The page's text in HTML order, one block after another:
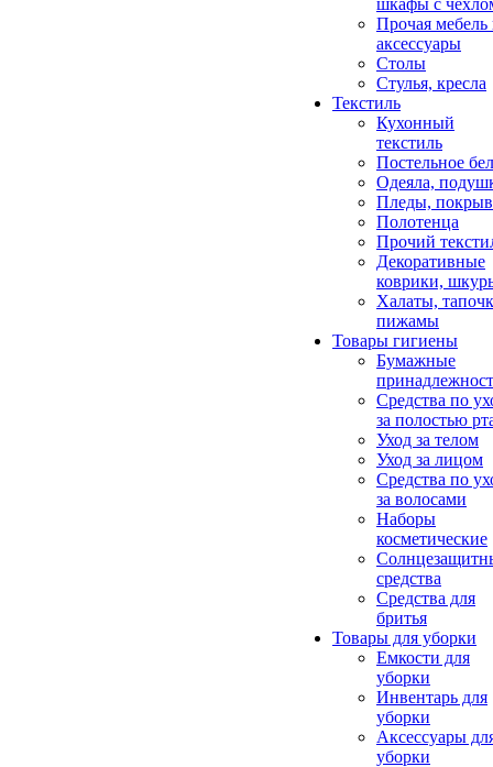
шкафы с
Прочая мебель
аксессуары
Столы
Стулья, кресла
Текстиль
Кухонный
текстиль
Постельное
Одеяла,
Пледы,
Полотенца
Прочий
Декоративные
коврики,
Халаты,
пижамы
Товары гигиены
Бумажные
Средства по
за полостью
Уход за телом
Уход за лицом
Средства по
за волосами
Наборы
косметические
средства
Средства для
бритья
Товары для уборки
Емкости для
уборки
Инвентарь для
уборки
Аксессуары
уборки